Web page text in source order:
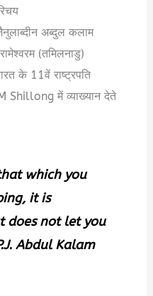
अब्दुल कलाम
(तमिलनाडु)
के 11वें राष्ट्रपति
Shillong में व्याख्यान देते
which you
it is
does not let you
Abdul Kalam